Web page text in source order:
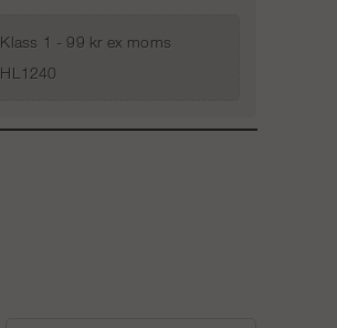
Klass 1 - 99 kr ex moms
HL1240